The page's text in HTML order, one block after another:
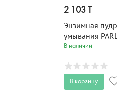
2 103 T
Энзимная
умывания
гр
В наличии
В корзину